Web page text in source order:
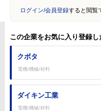
ログイン/会員登録すると閲覧
この企業をお気に入り登録
クボタ
電機/機械/材料
ダイキン工業
電機/機械/材料